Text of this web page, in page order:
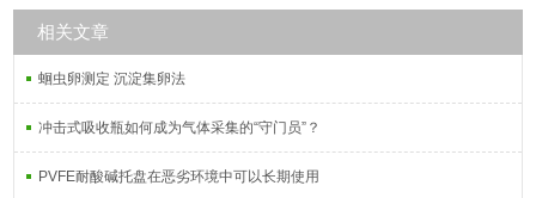
相关文章
蛔虫卵测定 沉淀集卵法
冲击式吸收瓶如何成为气体采集的“守门员”？
PVFE耐酸碱托盘在恶劣环境中可以长期使用